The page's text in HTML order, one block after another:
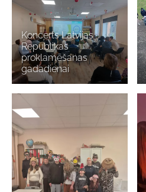
Koncerts Latvijas
Republikas
proklamēšanas
gadadienai